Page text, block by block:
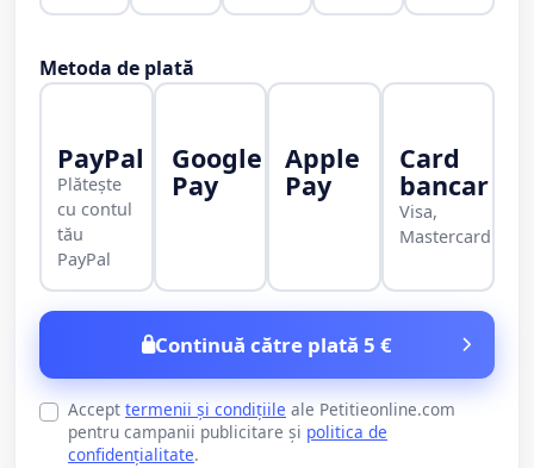
Metoda de plată
PayPal
Plătește
cu contul
tău
PayPal
Google
Pay
Apple
Pay
Card
bancar
Visa,
Mastercard
Continuă către plată 5 €
Accept termenii și condițiile ale Petitieonline.com
pentru campanii publicitare și politica de
confidențialitate.